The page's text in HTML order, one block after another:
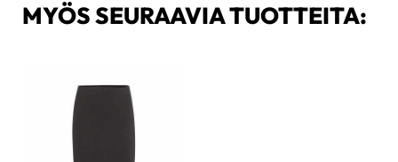
MYÖS SEURAAVIA TUOTTEITA: